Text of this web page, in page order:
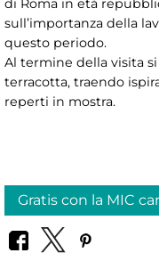
di Roma in età
sull’importanza della
questo periodo.
Al termine della visita
terracotta, traendo
reperti in mostra.
Gratis con la MIC